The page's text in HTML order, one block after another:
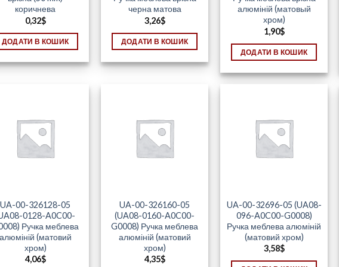
коричнева
0,32$
ДОДАТИ В КОШИК
черна матова
3,26$
ДОДАТИ В КОШИК
алюміній (матовый
хром)
1,90$
ДОДАТИ В КОШИК
UA-00-326128-05
0128-A0C00-
Ручка меблева
(матовий
хром)
4,06$
UA-00-326160-05
(UA08-0160-A0C00-
G0008) Ручка меблева
алюміній (матовий
хром)
4,35$
UA-00-32696-05 (UA08-
096-A0C00-G0008)
Ручка меблева алюміній
(матовий хром)
3,58$